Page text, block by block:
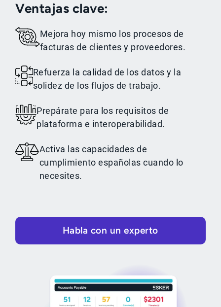
Ventajas clave:
Mejora hoy mismo los procesos de
facturas de clientes y proveedores.
Refuerza la calidad de los datos y la
solidez de los flujos de trabajo.
Prepárate para los requisitos de
plataforma e interoperabilidad.
Activa las capacidades de
cumplimiento españolas cuando lo
necesites.
Habla con un experto